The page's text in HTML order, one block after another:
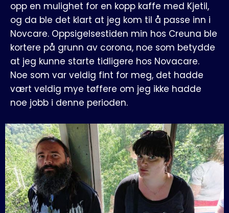
opp en mulighet for en kopp kaffe med Kjetil,
og da ble det klart at jeg kom til å passe inn i
Novcare. Oppsigelsestiden min hos Creuna ble
kortere på grunn av corona, noe som betydde
at jeg kunne starte tidligere hos Novacare.
Noe som var veldig fint for meg, det hadde
vært veldig mye tøffere om jeg ikke hadde
noe jobb i denne perioden.